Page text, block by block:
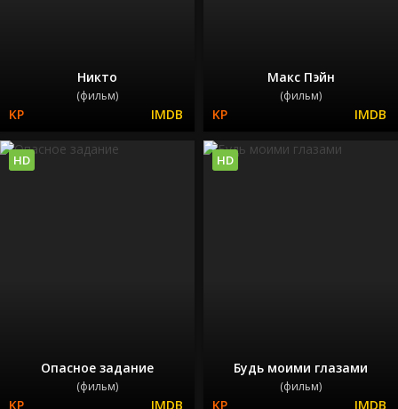
Никто
(фильм)
Макс Пэйн
(фильм)
Опасное задание
(фильм)
HD
Будь моими глазами
(фильм)
HD